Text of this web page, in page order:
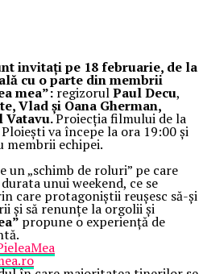
invitați pe 18 februarie, de la
cu o parte din membrii
mea”:regizorulPaul Decu,
Vlad și Oana Gherman,
Vatavu.Proiecția filmului de la
va începe la ora 19:00 și
membrii echipei.
un „schimb de roluri” pe care
unui weekend, ce se
care protagoniștii reușesc să-și
și să renunțe la orgolii și
propune o experiență de